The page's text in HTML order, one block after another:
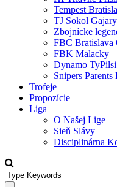
Tempest
TJ Sokol Gajary
Zbojnícke
FBC Bratislava
FBK Malacky
Dynamo TyPilsi
Snipers Parents
Trofeje
Propozície
Liga
O Našej Lige
Sieň Slávy
Disciplinárna